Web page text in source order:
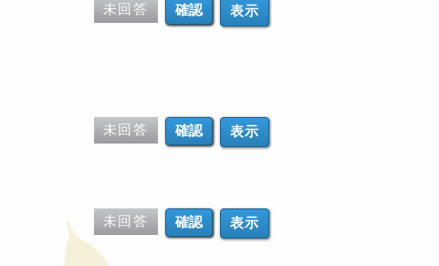
未回答 表示
未回答 表示
未回答 表示